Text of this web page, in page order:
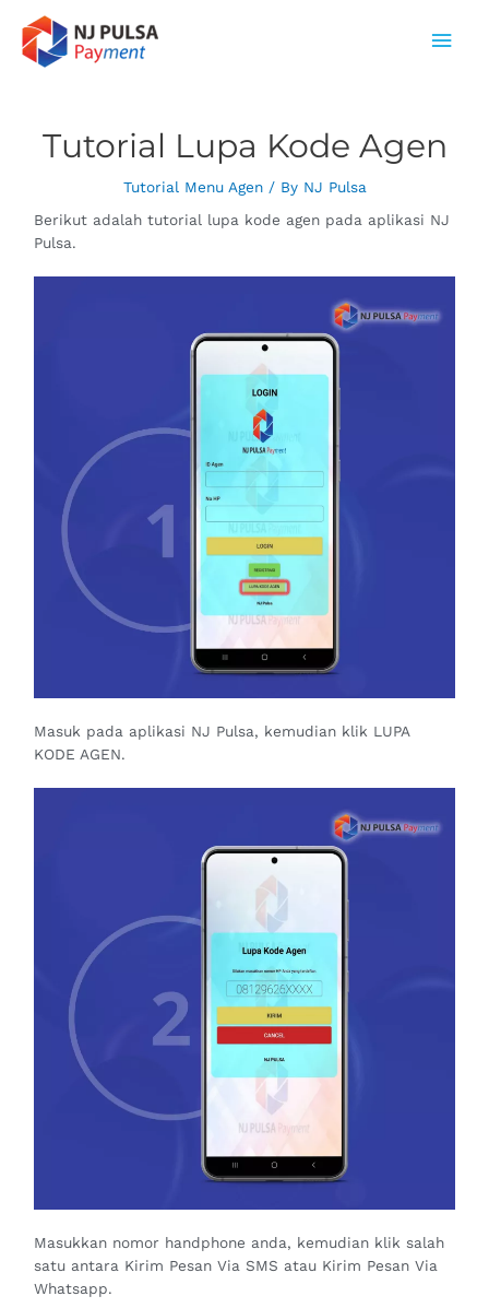
Tutorial Lupa Kode Agen
Tutorial Menu Agen/ By NJ Pulsa
Berikut adalah tutorial lupa kode agen pada aplikasi NJ
Pulsa.
Masuk pada aplikasi NJ Pulsa, kemudian klik LUPA
KODE AGEN.
Masukkan nomor handphone anda, kemudian klik salah
satu antara Kirim Pesan Via SMS atau Kirim Pesan Via
Whatsapp.